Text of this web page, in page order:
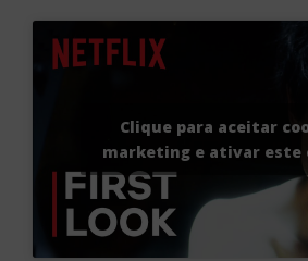
Clique para aceitar
marketing e ativar este